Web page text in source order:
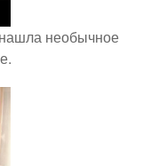
необычное